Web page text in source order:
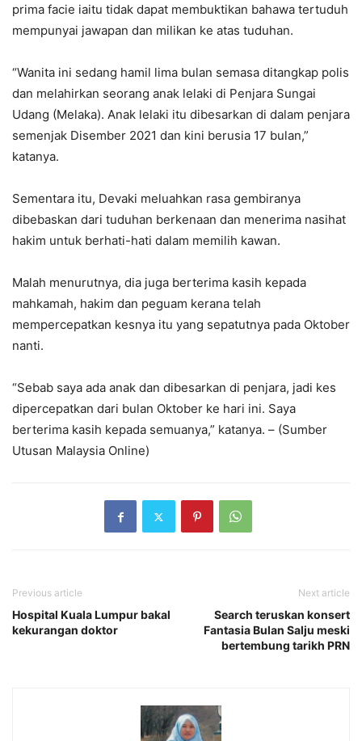
prima facie iaitu tidak dapat membuktikan bahawa tertuduh
mempunyai jawapan dan milikan ke atas tuduhan.
“Wanita ini sedang hamil lima bulan semasa ditangkap polis
dan melahirkan seorang anak lelaki di Penjara Sungai
Udang (Melaka). Anak lelaki itu dibesarkan di dalam penjara
semenjak Disember 2021 dan kini berusia 17 bulan,”
katanya.
Sementara itu, Devaki meluahkan rasa gembiranya
dibebaskan dari tuduhan berkenaan dan menerima nasihat
hakim untuk berhati-hati dalam memilih kawan.
Malah menurutnya, dia juga berterima kasih kepada
mahkamah, hakim dan peguam kerana telah
mempercepatkan kesnya itu yang sepatutnya pada Oktober
nanti.
“Sebab saya ada anak dan dibesarkan di penjara, jadi kes
dipercepatkan dari bulan Oktober ke hari ini. Saya
berterima kasih kepada semuanya,” katanya. – (Sumber
Utusan Malaysia Online)
Previous article
Hospital Kuala Lumpur bakal
kekurangan doktor
Next article
Search teruskan konsert
Fantasia Bulan Salju meski
bertembung tarikh PRN